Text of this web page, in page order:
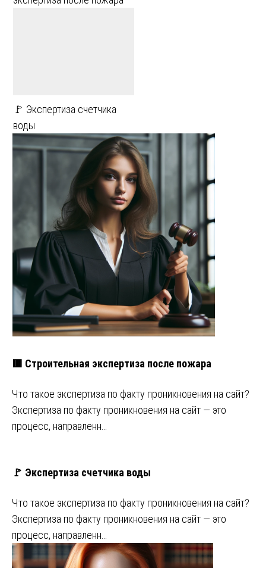
🚩 Экспертиза счетчика
воды
🟥 Строительная экспертиза после пожара
Что такое экспертиза по факту проникновения на сайт?
Экспертиза по факту проникновения на сайт — это
процесс, направленн…
🚩 Экспертиза счетчика воды
Что такое экспертиза по факту проникновения на сайт?
Экспертиза по факту проникновения на сайт — это
процесс, направленн…